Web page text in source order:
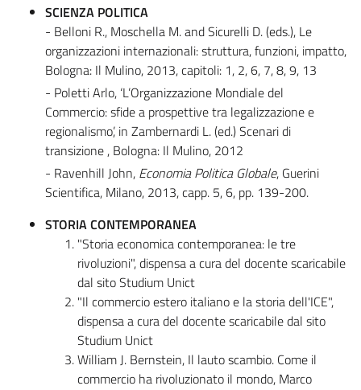
SCIENZA POLITICA
- Belloni R., Moschella M. and Sicurelli D. (eds.), Le
organizzazioni internazionali: struttura, funzioni, impatto,
Bologna: Il Mulino, 2013, capitoli: 1, 2, 6, 7, 8, 9, 13
- Poletti Arlo, ‘L’Organizzazione Mondiale del
Commercio: sfide a prospettive tra legalizzazione e
regionalismo’, in Zambernardi L. (ed.) Scenari di
transizione , Bologna: Il Mulino, 2012
- Ravenhill John, Economia Politica Globale, Guerini
Scientifica, Milano, 2013, capp. 5, 6, pp. 139-200.
STORIA CONTEMPORANEA
"Storia economica contemporanea: le tre
rivoluzioni", dispensa a cura del docente scaricabile
dal sito Studium Unict
"Il commercio estero italiano e la storia dell'ICE",
dispensa a cura del docente scaricabile dal sito
Studium Unict
William J. Bernstein, Il lauto scambio. Come il
commercio ha rivoluzionato il mondo, Marco